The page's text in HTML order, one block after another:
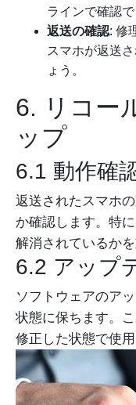
ラインで確認
返送の確認: 修
スマホが返送
ょう。
6. リコー
ップ
6.1 動作確
返送されたスマホ
か確認します。特
解消されているか
6.2 アップ
ソフトウェアのア
状態に保ちます。
修正した状態で使用